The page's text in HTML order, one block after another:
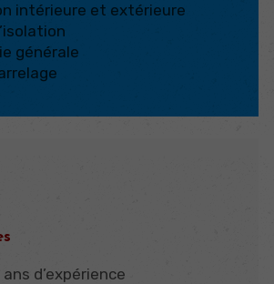
intérieure et extérieure
générale
ans d’expérience